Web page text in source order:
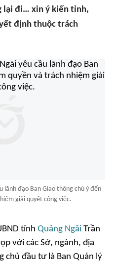
lại đi… xin ý kiến tỉnh,
định thuộc trách
lãnh đạo Ban Giao thông chú ý đến
giải quyết công việc.
tỉnh Quảng Ngãi Trần
với các Sở, ngành, địa
chủ đầu tư là Ban Quản lý